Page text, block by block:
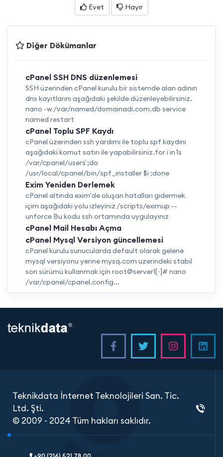
Evet Hayır
Diğer Dökümanlar
cPanel SSH DNS düzenlemesi
SSH üzerinden cPanel kurulu bir sistemde alan adının
dns kayıtlarını aşağıdaki şekilde düzenleyebilirsiniz.
nano -w /var/named/domainadi.com.db service
named restart
cPanel Toplu SPF Kaydı
cPanel üzerinden ssh yardımı ile toplu spf kaydını
aşağıdaki komut satırı ile yapabilirsiniz.for i in `ls
/var/cpanel/users` ;do
/usr/local/cpanel/bin/spf_installer $i ;done
Exim Yeniden Derlemek
cPanel altında exim'de oluşan hatalları gidermek
içim aşağıdaki yolu izleyiniz /scripts/eximup --
unforce Bu kodu ssh ortamında uygulayınız
cPanel Mail Hesabı Açma
cPanel Mysql Versiyon güncellemesi
cPanel kurulu sunucularda default olarak gelene
mysql versiyonu yerine mysq.com uzerindeki stabil
son sürümü kullanmak için root@server1[~]# nano
/var/cpanel/cpanel.config...
<
Teknikdata İnternet Teknolojileri San. Tic.
Ltd. Şti.
© 2009 - 2024 Tüm hakları saklıdır.